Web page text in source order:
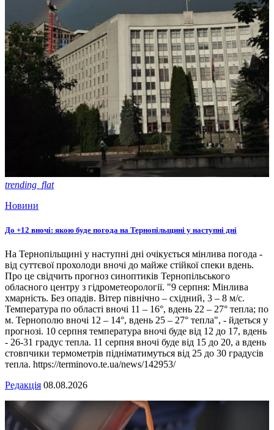
trending_flat
Новини
До +12 вночі: якою буде погода на Тернопільщині у наступні дні
На Тернопільщині у наступні дні очікується мінлива погода -
від суттєвої прохолоди вночі до майже стійкої спеки вдень.
Про це свідчить прогноз синоптиків Тернопільського
обласного центру з гідрометеорології. "9 серпня: Мінлива
хмарність. Без опадів. Вітер північно – східний, 3 – 8 м/с.
Температура по області вночі 11 – 16°, вдень 22 – 27° тепла; по
м. Тернополю вночі 12 – 14°, вдень 25 – 27° тепла", - йдеться у
прогнозі. 10 серпня температура вночі буде від 12 до 17, вдень
- 26-31 градус тепла. 11 серпня вночі буде від 15 до 20, а вдень
стовпчики термометрів підніматимуться від 25 до 30 градусів
тепла. https://terminovo.te.ua/news/142953/
Редакція 08.08.2026